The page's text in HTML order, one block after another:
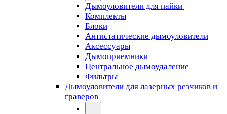
Дымоуловители для пайки
Комплекты
Блоки
Антистатические дымоуловители
Аксессуары
Дымоприемники
Центральное дымоудаление
Фильтры
Дымоуловители для лазерных резчиков и
граверов